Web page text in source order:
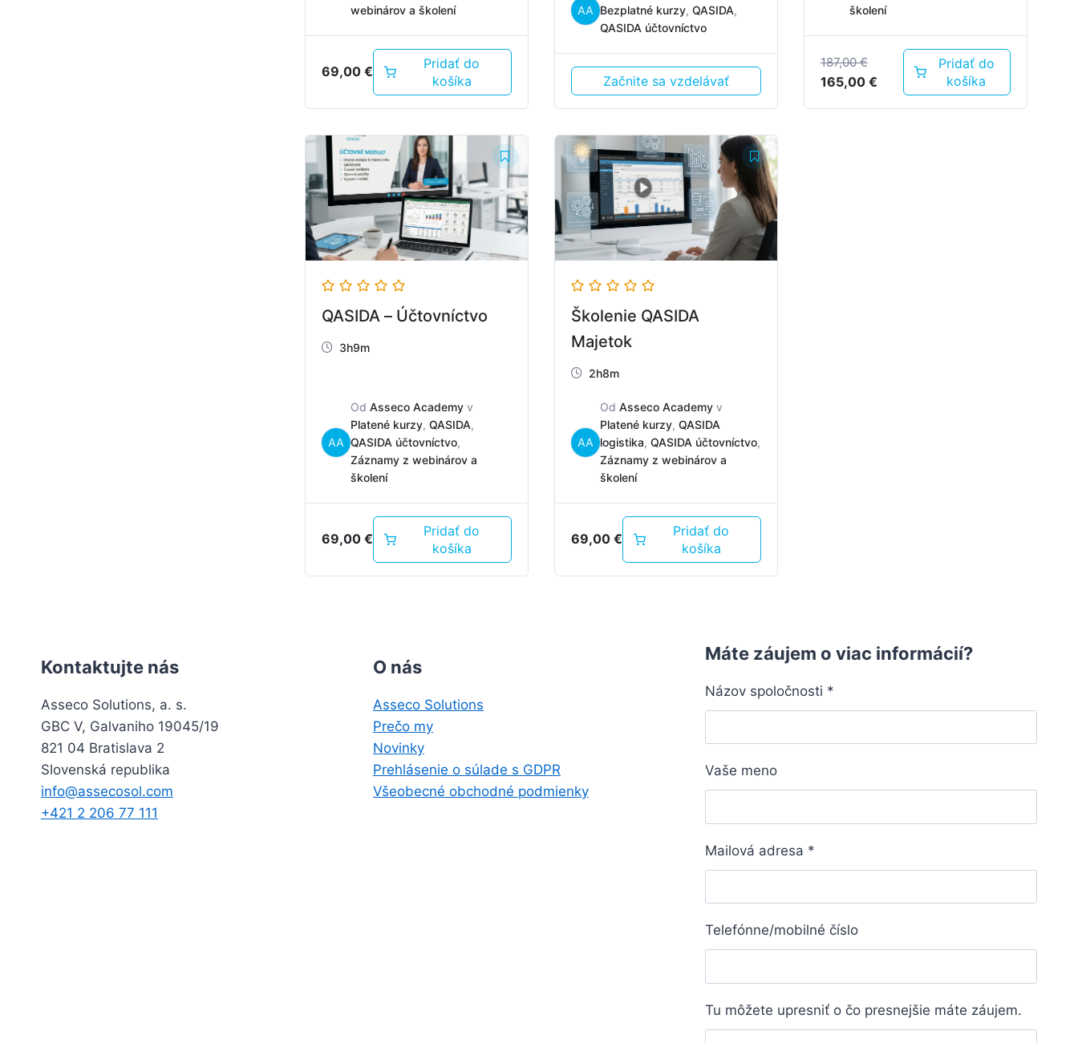
webinárov a školení
69,00 €
Pridať do
košíka
AA Bezplatné kurzy, QASIDA,
QASIDA účtovníctvo
Začnite sa vzdelávať
školení
187,00€
Pôvodná
165,00 €Aktuálna
cena
Pridať do
košíka
QASIDA – Účtovníctvo
3h9m
AA
Od Asseco Academyv
Platené kurzy, QASIDA,
QASIDA účtovníctvo,
Záznamy z webinárov a
školení
69,00 €
Pridať do
košíka
Školenie QASIDA
Majetok
2h8m
AA
Od Asseco Academyv
Platené kurzy, QASIDA
logistika, QASIDA účtovníctvo,
Záznamy z webinárov a
školení
69,00 €
Pridať do
košíka
Kontaktujte nás
Asseco Solutions, a. s.
GBC V, Galvaniho 19045/19
821 04 Bratislava 2
Slovenská republika
info@assecosol.com
+421 2 206 77 111
O nás
Asseco Solutions
Prečo my
Novinky
Prehlásenie o súlade s GDPR
Všeobecné obchodné podmienky
Máte záujem o viac informácií?
Názov spoločnosti *
Vaše meno
Mailová adresa *
Telefónne/mobilné číslo
Tu môžete upresniť o čo presnejšie máte záujem.